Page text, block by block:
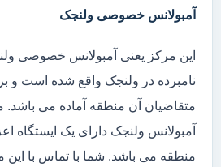
آمبولانس خصوصی ولنجک
این مرکز یعنی آمبولانس خصوصی
نامبرده در ولنجک واقع شده است و
متقاضیان آن منطقه آماده می باشد.
آمبولانس ولنجک دارای یک ایستگاه
منطقه می باشد. شما با تماس با